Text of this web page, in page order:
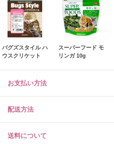
バグズスタイル ハ
ウスクリケット
スーパーフード モ
リンガ 10g
お支払い方法
配送方法
送料について